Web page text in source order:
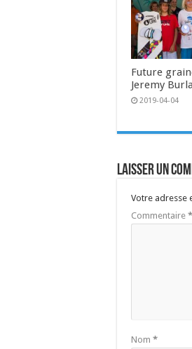
Future
Jeremy
2019-04-04
Laisser un
Votre adresse
Commentaire *
Nom *